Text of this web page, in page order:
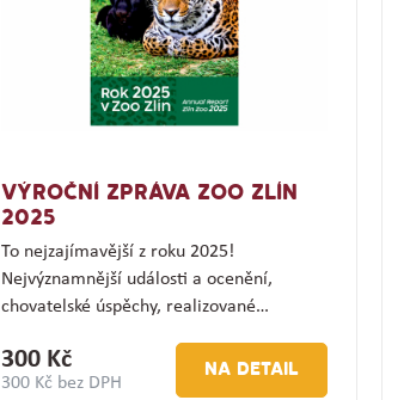
VÝROČNÍ ZPRÁVA ZOO ZLÍN
2025
To nejzajímavější z roku 2025!
Nejvýznamnější události a ocenění,
chovatelské úspěchy, realizované…
300 Kč
300 Kč bez DPH
NA DETAIL